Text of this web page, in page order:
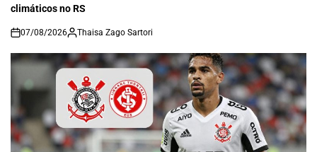
climáticos no RS
on
07/08/2026 Thaisa Zago Sartori